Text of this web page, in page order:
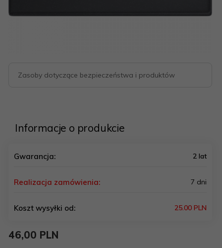
Zasoby dotyczące bezpieczeństwa i produktów
Informacje o produkcie
Gwarancja: 2 lat
Realizacja zamówienia: 7 dni
Koszt wysyłki od: 25.00 PLN
46,00 PLN